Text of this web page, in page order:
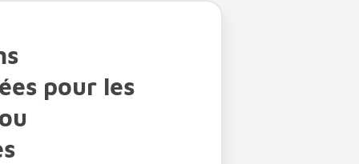
pour les